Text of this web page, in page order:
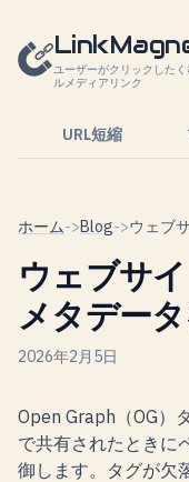
ユーザーがクリックした
ルメディアリンク
URL短縮
ホーム->Blog->
ウェブサ
メタデー
2026年2月5日
Open Graph（OG）
で共有されたときに
御します。タグが欠